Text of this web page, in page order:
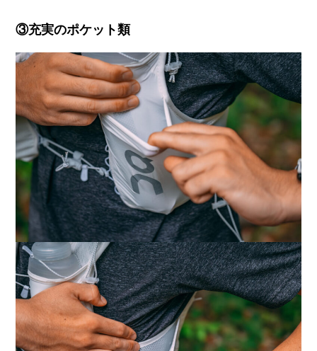
③充実のポケット類